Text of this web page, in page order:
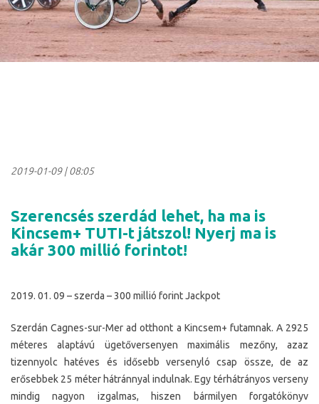
2019-01-09|08:05
Szerencsés szerdád lehet, ha ma is
Kincsem+ TUTI-t játszol! Nyerj ma is
akár 300 millió forintot!
2019. 01. 09 – szerda – 300 millió forint Jackpot
Szerdán Cagnes-sur-Mer ad otthont a Kincsem+ futamnak. A 2925
méteres alaptávú ügetőversenyen maximális mezőny, azaz
tizennyolc hatéves és idősebb versenyló csap össze, de az
erősebbek 25 méter hátránnyal indulnak. Egy térhátrányos verseny
mindig nagyon izgalmas, hiszen bármilyen forgatókönyv